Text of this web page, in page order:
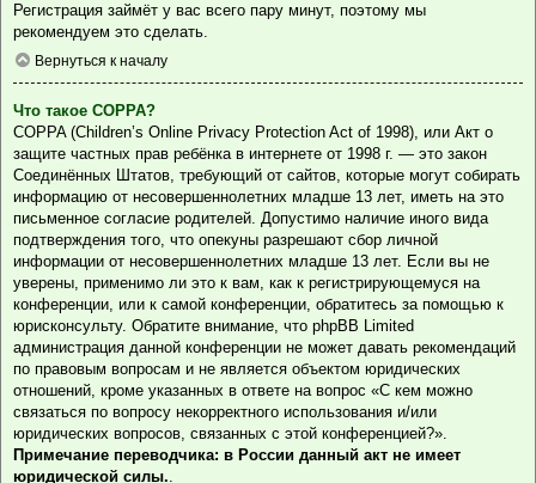
Регистрация займёт у вас всего пару минут, поэтому мы
рекомендуем это сделать.
Вернуться к началу
Что такое COPPA?
COPPA (Children’s Online Privacy Protection Act of 1998), или Акт о
защите частных прав ребёнка в интернете от 1998 г. — это закон
Соединённых Штатов, требующий от сайтов, которые могут собирать
информацию от несовершеннолетних младше 13 лет, иметь на это
письменное согласие родителей. Допустимо наличие иного вида
подтверждения того, что опекуны разрешают сбор личной
информации от несовершеннолетних младше 13 лет. Если вы не
уверены, применимо ли это к вам, как к регистрирующемуся на
конференции, или к самой конференции, обратитесь за помощью к
юрисконсульту. Обратите внимание, что phpBB Limited
администрация данной конференции не может давать рекомендаций
по правовым вопросам и не является объектом юридических
отношений, кроме указанных в ответе на вопрос «С кем можно
связаться по вопросу некорректного использования и/или
юридических вопросов, связанных с этой конференцией?».
Примечание переводчика: в России данный акт не имеет
юридической силы..